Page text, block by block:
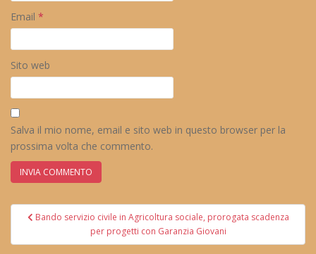
Email *
Sito web
Salva il mio nome, email e sito web in questo browser per la
prossima volta che commento.
Navigazione
Bando servizio civile in Agricoltura sociale, prorogata scadenza
per progetti con Garanzia Giovani